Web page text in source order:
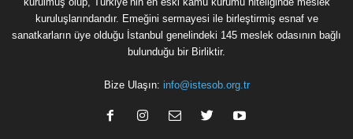
kuruluşlarındandır. Emeğini sermayesi ile birleştirmiş esnaf ve
sanatkarların üye olduğu İstanbul genelindeki 145 meslek odasının bağlı
bulunduğu bir Birliktir.
Bize Ulaşın: info@istesob.org.tr